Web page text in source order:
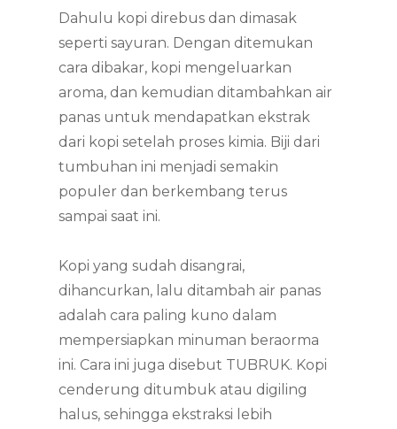
Dahulu kopi direbus dan dimasak
seperti sayuran. Dengan ditemukan
cara dibakar, kopi mengeluarkan
aroma, dan kemudian ditambahkan air
panas untuk mendapatkan ekstrak
dari kopi setelah proses kimia. Biji dari
tumbuhan ini menjadi semakin
populer dan berkembang terus
sampai saat ini.
Kopi yang sudah disangrai,
dihancurkan, lalu ditambah air panas
adalah cara paling kuno dalam
mempersiapkan minuman beraorma
ini. Cara ini juga disebut TUBRUK. Kopi
cenderung ditumbuk atau digiling
halus, sehingga ekstraksi lebih